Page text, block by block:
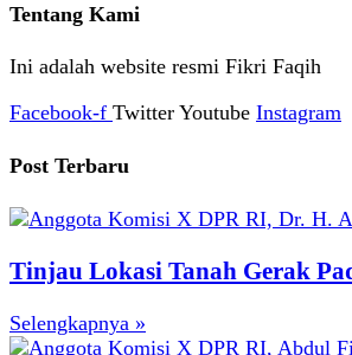
Tentang Kami
Ini adalah website resmi Fikri Faqih
Facebook-f Twitter Youtube Instagram
Post Terbaru
Tinjau Lokasi Tanah Gerak
Selengkapnya »